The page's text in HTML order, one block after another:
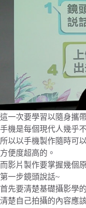
這一次要學習以隨身攜
手機是每個現代人幾乎
所以以手機製作隨時可
方便度超高的。
而影片製作要掌握幾個
第一步鏡頭說話~
首先要清楚基礎攝影學
清楚自己拍攝的內容應